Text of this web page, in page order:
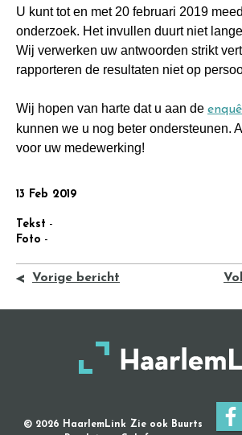
U kunt tot en met 20 februari 2019
onderzoek. Het invullen duurt niet
Wij verwerken uw antwoorden strikt
rapporteren de resultaten niet op
Wij hopen van harte dat u aan de
kunnen we u nog beter ondersteunen.
voor uw medewerking!
13 Feb 2019
Tekst -
Foto -
Vorige bericht
© 2026 HaarlemLink Zie ook Buurts